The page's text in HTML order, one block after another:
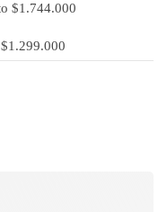
$1.744.000